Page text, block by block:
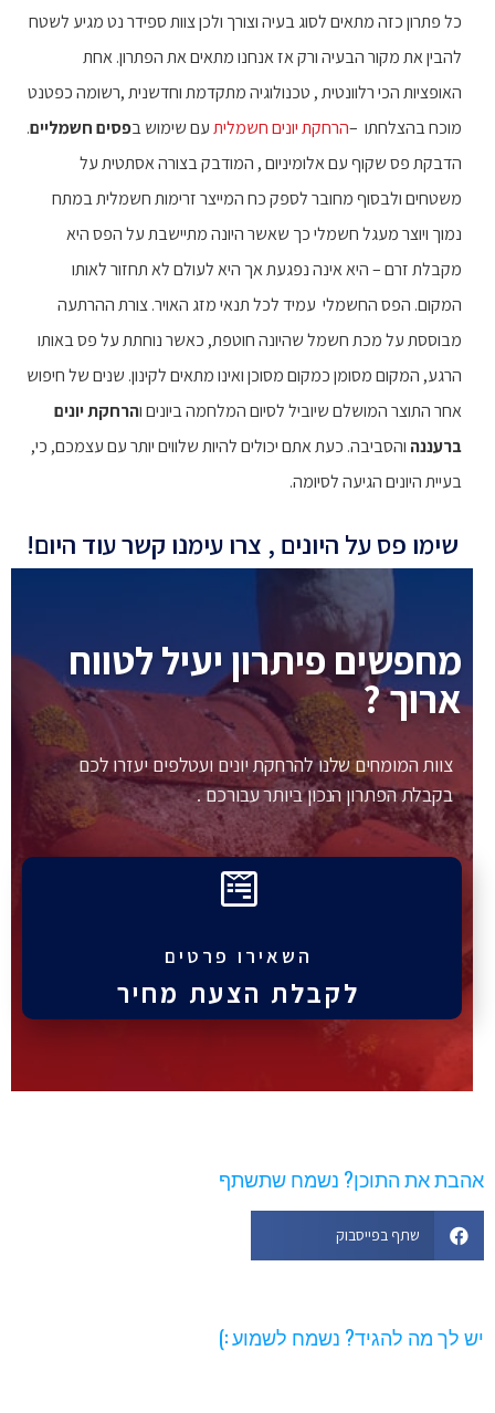
כל פתרון כזה מתאים לסוג בעיה וצורך ולכן צוות ספידר נט מגיע לשטח
להבין את מקור הבעיה ורק אז אנחנו מתאים את הפתרון. אחת
האופציות הכי רלוונטית , טכנולוגיה מתקדמת וחדשנית ,רשומה כפטנט
מוכח בהצלחתו –הרחקת יונים חשמליתעם שימוש בפסים חשמליים.
הדבקת פס שקוף עם אלומיניום , המודבק בצורה אסתטית על
משטחים ולבסוף מחובר לספק כח המייצר זרימות חשמלית במתח
נמוך ויוצר מעגל חשמלי כך שאשר היונה מתיישבת על הפס היא
מקבלת זרם – היא אינה נפגעת אך היא לעולם לא תחזור לאותו
המקום. הפס החשמלי עמיד לכל תנאי מזג האויר. צורת ההרתעה
מבוססת על מכת חשמל שהיונה חוטפת, כאשר נוחתת על פס באותו
הרגע, המקום מסומן כמקום מסוכן ואינו מתאים לקינון. שנים של חיפוש
אחר התוצר המושלם שיוביל לסיום המלחמה ביונים והרחקת יונים
ברעננהוהסביבה. כעת אתם יכולים להיות שלווים יותר עם עצמכם, כי,
בעיית היונים הגיעה לסיומה.
שימו פס על היונים , צרו עימנו קשר עוד היום!
מחפשים פיתרון יעיל לטווח
ארוך ?
צוות המומחים שלנו להרחקת יונים ועטלפים יעזרו לכם
בקבלת הפתרון הנכון ביותר עבורכם .
השאירו פרטים
לקבלת הצעת מחיר
את התוכן? נשמח שתשתף
שתף בפייסבוק
לך מה להגיד? נשמח לשמוע :)